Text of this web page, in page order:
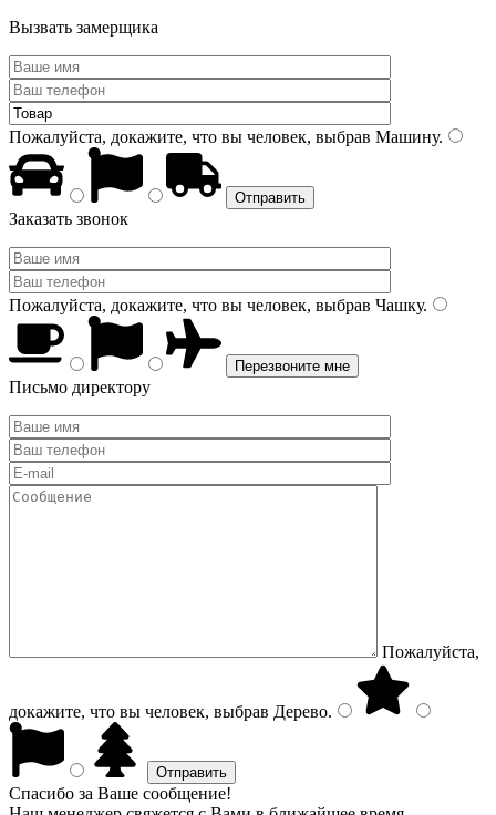
Вызвать замерщика
Пожалуйста, докажите, что вы человек, выбрав Машину.
Заказать звонок
Пожалуйста, докажите, что вы человек, выбрав Чашку.
Письмо директору
Пожалуйста,
докажите, что вы человек, выбрав Дерево.
Спасибо за Ваше сообщение!